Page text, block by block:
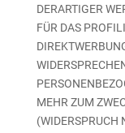
DERARTIGER
FÜR DAS
MEHR ZUM
(WIDERSPRUCH